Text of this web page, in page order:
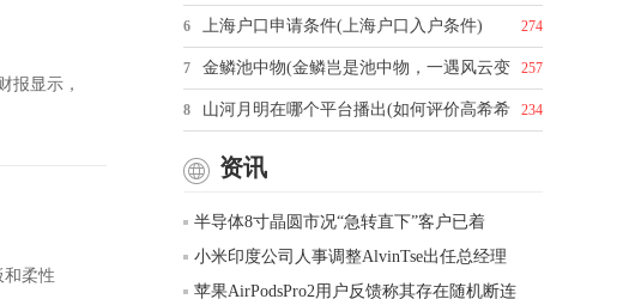
报显示，
和柔性
6 274
上海户口申请条件(上海户口入户条件)
7 257
金鳞池中物(金鳞岂是池中物，一遇风云变
8 234
山河月明在哪个平台播出(如何评价高希希
资讯
半导体8寸晶圆市况“急转直下”客户已着
小米印度公司人事调整AlvinTse出任总经理
苹果AirPodsPro2用户反馈称其存在随机断连